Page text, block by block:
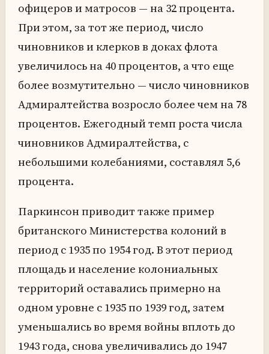
офицеров и матросов — на 32 процента.
При этом, за тот же период, число
чиновников и клерков в доках флота
увеличилось на 40 процентов, а что еще
более возмутительно — число чиновников
Адмиралтейства возросло более чем на 78
процентов. Ежегодный темп роста числа
чиновников Адмиралтейства, с
небольшими колебаниями, составлял 5,6
процента.
Паркинсон приводит также пример
британского Министерства колоний в
период с 1935 по 1954 год. В этот период
площадь и население колониальных
территорий оставались примерно на
одном уровне с 1935 по 1939 год, затем
уменьшались во время войны вплоть до
1943 года, снова увеличивались до 1947